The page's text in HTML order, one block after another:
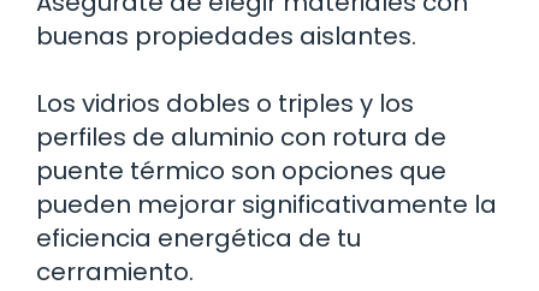
buenas propiedades aislantes.
Los vidrios dobles o triples y los
perfiles de aluminio con rotura de
puente térmico son opciones que
pueden mejorar significativamente la
eficiencia energética de tu
cerramiento.